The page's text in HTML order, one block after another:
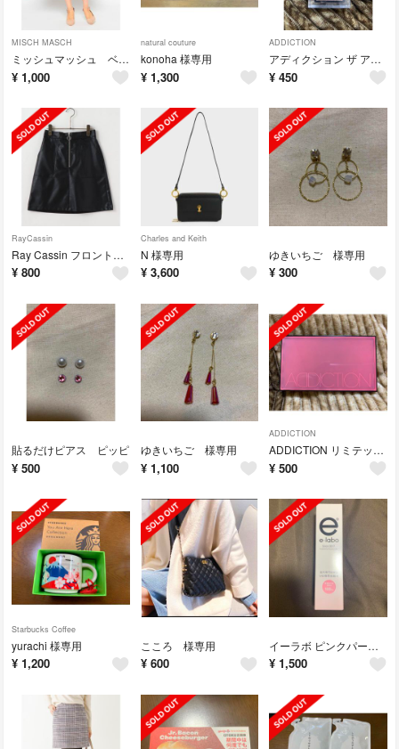
MISCH MASCH
ミッシュマッシュ ベルト付フレアースカート
¥ 1,000
natural couture
konoha 様専用
¥ 1,300
ADDICTION
アディクション ザ アイシャドウ 67 Private Beach (P)
¥ 450
RayCassin
Ray Cassin フロントジップミニスカート
¥ 800
Charles and Keith
N 様専用
¥ 3,600
ゆきいちご 様専用
¥ 300
貼るだけピアス ピッピ
¥ 500
ゆきいちご 様専用
¥ 1,100
ADDICTION
ADDICTION リミテッドエディション コンパクト ケース 限定
¥ 500
Starbucks Coffee
yurachi 様専用
¥ 1,200
こころ 様専用
¥ 600
イーラボ ピンクパールリッチ デリケートミスト 100ml
¥ 1,500